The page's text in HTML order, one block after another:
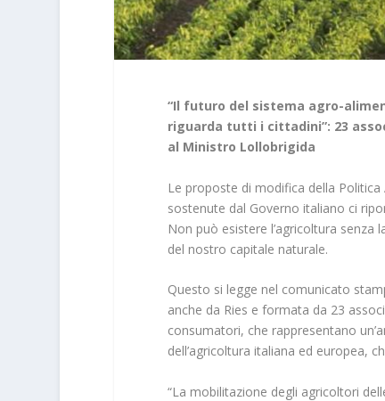
“Il futuro del sistema agro-
riguarda tutti i cittadini”: 23
al Ministro Lollobrigida
Le proposte di modifica della
sostenute dal Governo italiano ci
Non può esistere l’agricoltura senza
del nostro capitale naturale.
Questo si legge nel comunicato
anche da Ries e formata da 23
consumatori, che rappresentano
dell’agricoltura italiana ed europea,
“La mobilitazione degli agricoltori